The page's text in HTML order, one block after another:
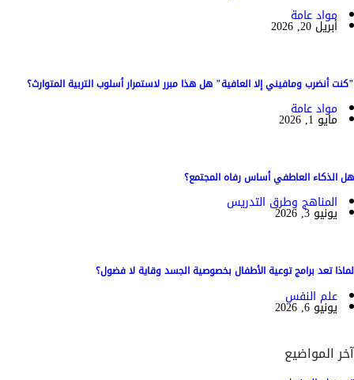
مواد عامة
أبريل 20, 2026
"كنت أنضرب ومافيني إلا العافية" هل هذا مبرر لاستمرار أسلوب التربية المتوارث؟
مواد عامة
مايو 1, 2026
هل الذكاء العاطفي أساس رفاه المجتمع؟
المناهج وطرق التدريس
يونيو 3, 2026
لماذا تعد برامج توعية الأطفال بخصوصية الجسد وقاية لا فضول؟
علم النفس
يونيو 6, 2026
آخر المواضيع